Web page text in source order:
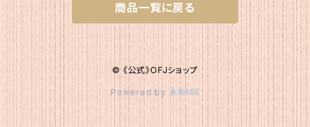
ｾｯﾄＡ200
ｾｯﾄＡ300
ｾｯﾄB（簡易包装）
ｾｯﾄB1 かつお簡易×２
ｾｯﾄB2 いりこ簡易×２
ｾｯﾄC（200g+簡易）
ｾｯﾄC1 かつお200g・かつお簡易1
ｾｯﾄD（200g+120g）
商品一覧に戻る
© 《公式》OFJショップ
Powered by